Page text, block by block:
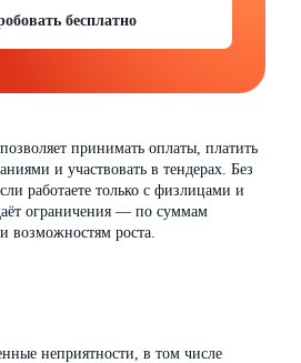
бесплатно
принимать оплаты, платить
и участвовать в тендерах. Без
работаете только с физлицами и
ограничения — по суммам
возможностям роста.
неприятности, в том числе